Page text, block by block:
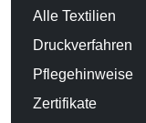
Alle Textilien
Druckverfahren
Pflegehinweise
Zertifikate